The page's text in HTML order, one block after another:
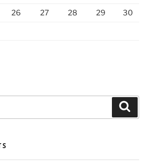
26 27 28 29 30